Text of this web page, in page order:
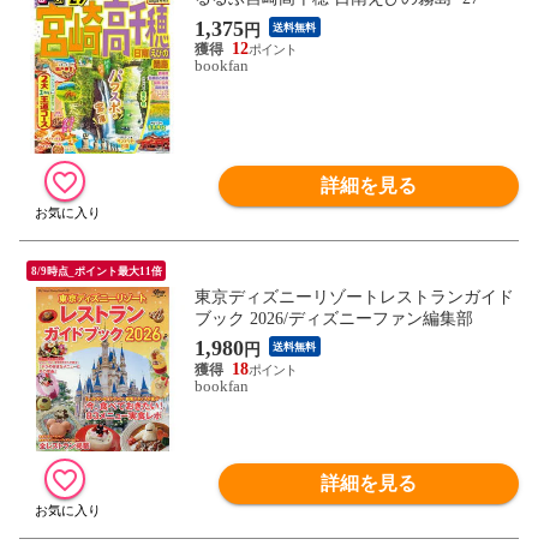
1,375円 送料無料
12
bookfan
詳細を見る
8/9時点_ポイント最大11倍
東京ディズニーリゾートレストランガイド
ブック 2026/ディズニーファン編集部
1,980円 送料無料
18
bookfan
詳細を見る